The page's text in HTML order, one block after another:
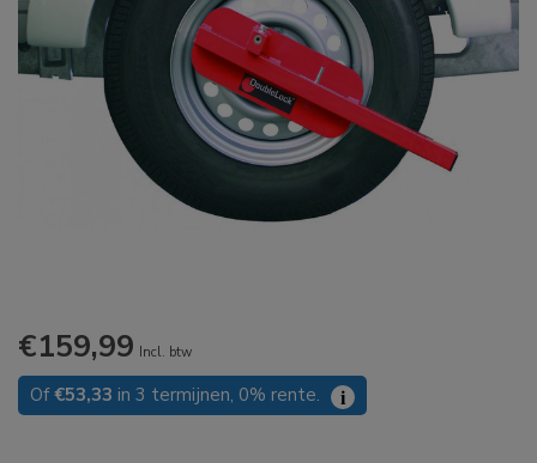
€159,99 Incl. btw
Of€53,33 in 3 termijnen, 0% rente. i